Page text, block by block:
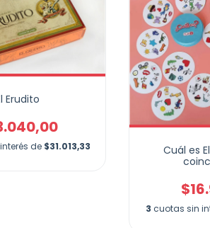
Erudito
de $31.013,33
Cuál es
3 cuotas sin